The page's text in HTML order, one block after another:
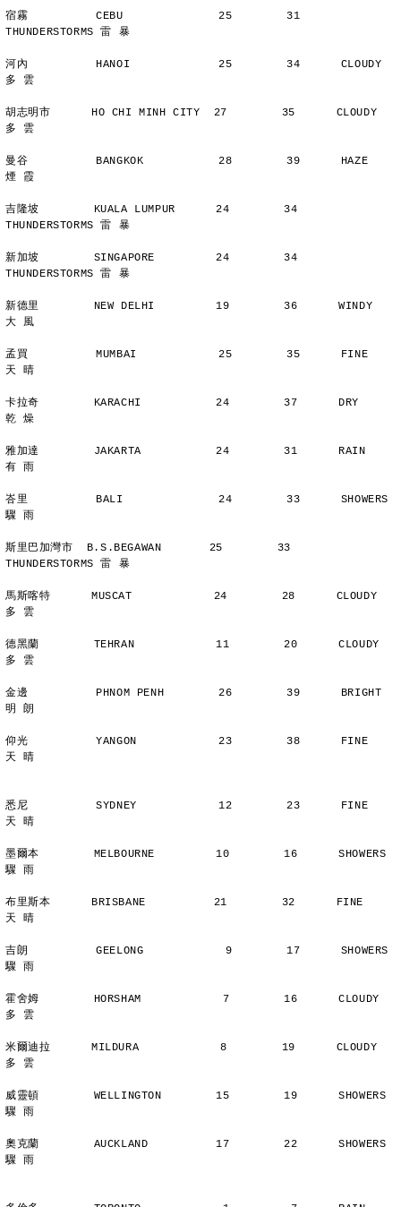
宿霧          CEBU              25        31
THUNDERSTORMS 雷 暴
河內          HANOI             25        34      CLOUDY
多 雲
胡志明市      HO CHI MINH CITY  27        35      CLOUDY
多 雲
曼谷          BANGKOK           28        39      HAZE
煙 霞
吉隆坡        KUALA LUMPUR      24        34
THUNDERSTORMS 雷 暴
新加坡        SINGAPORE         24        34
THUNDERSTORMS 雷 暴
新德里        NEW DELHI         19        36      WINDY
大 風
孟買          MUMBAI            25        35      FINE
天 晴
卡拉奇        KARACHI           24        37      DRY
乾 燥
雅加達        JAKARTA           24        31      RAIN
有 雨
峇里          BALI              24        33      SHOWERS
驟 雨
斯里巴加灣市  B.S.BEGAWAN       25        33
THUNDERSTORMS 雷 暴
馬斯喀特      MUSCAT            24        28      CLOUDY
多 雲
德黑蘭        TEHRAN            11        20      CLOUDY
多 雲
金邊          PHNOM PENH        26        39      BRIGHT
明 朗
仰光          YANGON            23        38      FINE
天 晴
悉尼          SYDNEY            12        23      FINE
天 晴
墨爾本        MELBOURNE         10        16      SHOWERS
驟 雨
布里斯本      BRISBANE          21        32      FINE
天 晴
吉朗          GEELONG            9        17      SHOWERS
驟 雨
霍舍姆        HORSHAM            7        16      CLOUDY
多 雲
米爾迪拉      MILDURA            8        19      CLOUDY
多 雲
威靈頓        WELLINGTON        15        19      SHOWERS
驟 雨
奧克蘭        AUCKLAND          17        22      SHOWERS
驟 雨